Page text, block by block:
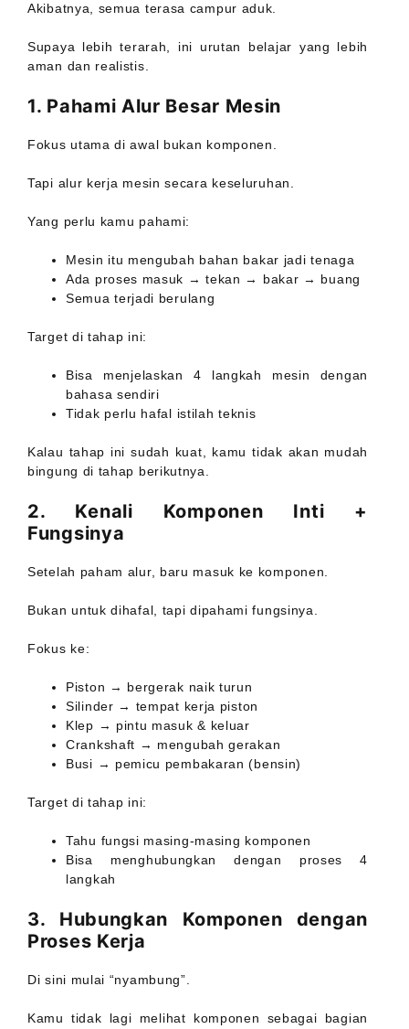
Akibatnya, semua terasa campur aduk.
Supaya lebih terarah, ini urutan belajar yang lebih
aman dan realistis.
1. Pahami Alur Besar Mesin
Fokus utama di awal bukan komponen.
Tapi alur kerja mesin secara keseluruhan.
Yang perlu kamu pahami:
Mesin itu mengubah bahan bakar jadi tenaga
Ada proses masuk → tekan → bakar → buang
Semua terjadi berulang
Target di tahap ini:
Bisa menjelaskan 4 langkah mesin dengan
bahasa sendiri
Tidak perlu hafal istilah teknis
Kalau tahap ini sudah kuat, kamu tidak akan mudah
bingung di tahap berikutnya.
2. Kenali Komponen Inti +
Fungsinya
Setelah paham alur, baru masuk ke komponen.
Bukan untuk dihafal, tapi dipahami fungsinya.
Fokus ke:
Piston → bergerak naik turun
Silinder → tempat kerja piston
Klep → pintu masuk & keluar
Crankshaft → mengubah gerakan
Busi → pemicu pembakaran (bensin)
Target di tahap ini:
Tahu fungsi masing-masing komponen
Bisa menghubungkan dengan proses 4
langkah
3. Hubungkan Komponen dengan
Proses Kerja
Di sini mulai “nyambung”.
Kamu tidak lagi melihat komponen sebagai bagian